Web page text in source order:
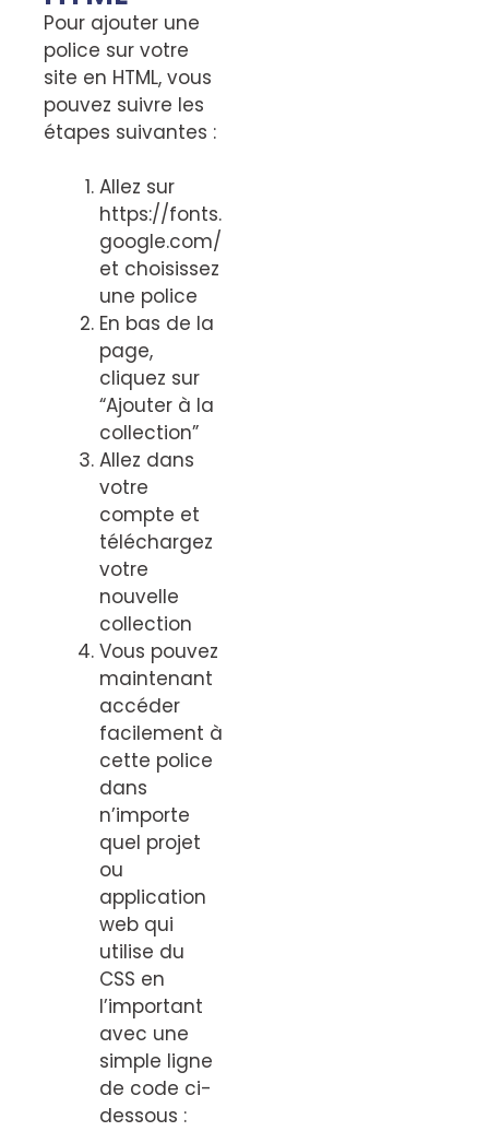
Pour ajouter une
police sur votre
site en HTML, vous
pouvez suivre les
étapes suivantes :
Allez sur
https://fonts.
google.com/
et choisissez
une police
En bas de la
page,
cliquez sur
“Ajouter à la
collection”
Allez dans
votre
compte et
téléchargez
votre
nouvelle
collection
Vous pouvez
maintenant
accéder
facilement à
cette police
dans
n’importe
quel projet
ou
application
web qui
utilise du
CSS en
l’important
avec une
simple ligne
de code ci-
dessous :